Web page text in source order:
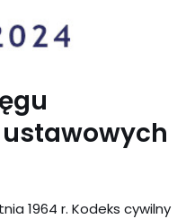
1964 r. Kodeks cywilny